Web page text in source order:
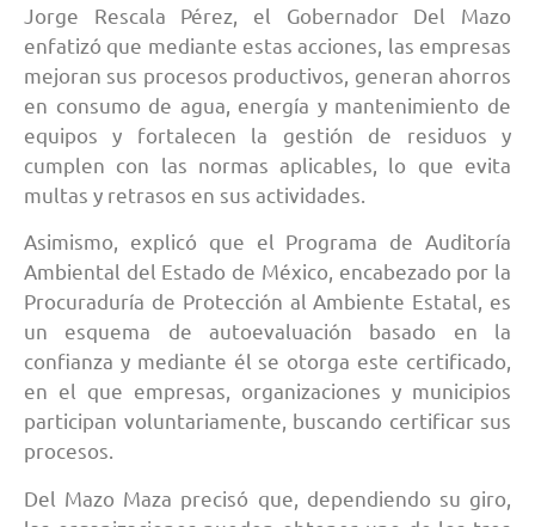
Jorge Rescala Pérez, el Gobernador Del Mazo
enfatizó que mediante estas acciones, las empresas
mejoran sus procesos productivos, generan ahorros
en consumo de agua, energía y mantenimiento de
equipos y fortalecen la gestión de residuos y
cumplen con las normas aplicables, lo que evita
multas y retrasos en sus actividades.
Asimismo, explicó que el Programa de Auditoría
Ambiental del Estado de México, encabezado por la
Procuraduría de Protección al Ambiente Estatal, es
un esquema de autoevaluación basado en la
confianza y mediante él se otorga este certificado,
en el que empresas, organizaciones y municipios
participan voluntariamente, buscando certificar sus
procesos.
Del Mazo Maza precisó que, dependiendo su giro,